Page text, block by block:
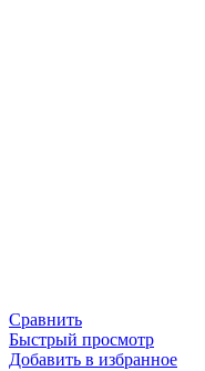
Сравнить
Быстрый просмотр
Добавить в избранное